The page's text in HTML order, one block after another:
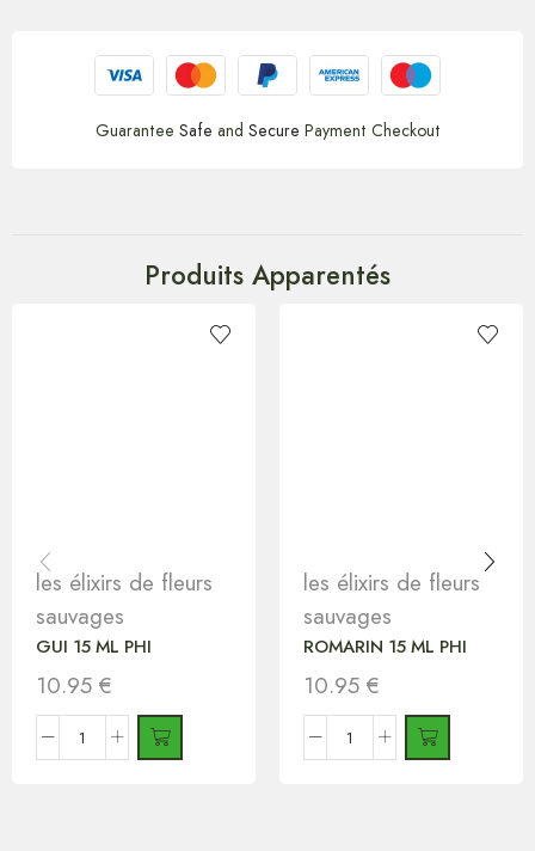
Guarantee Safe and Secure Payment Checkout
Produits Apparentés
les élixirs de fleurs
sauvages
GUI 15 ML PHI
10.95 €
les élixirs de fleurs
sauvages
ROMARIN 15 ML PHI
10.95 €